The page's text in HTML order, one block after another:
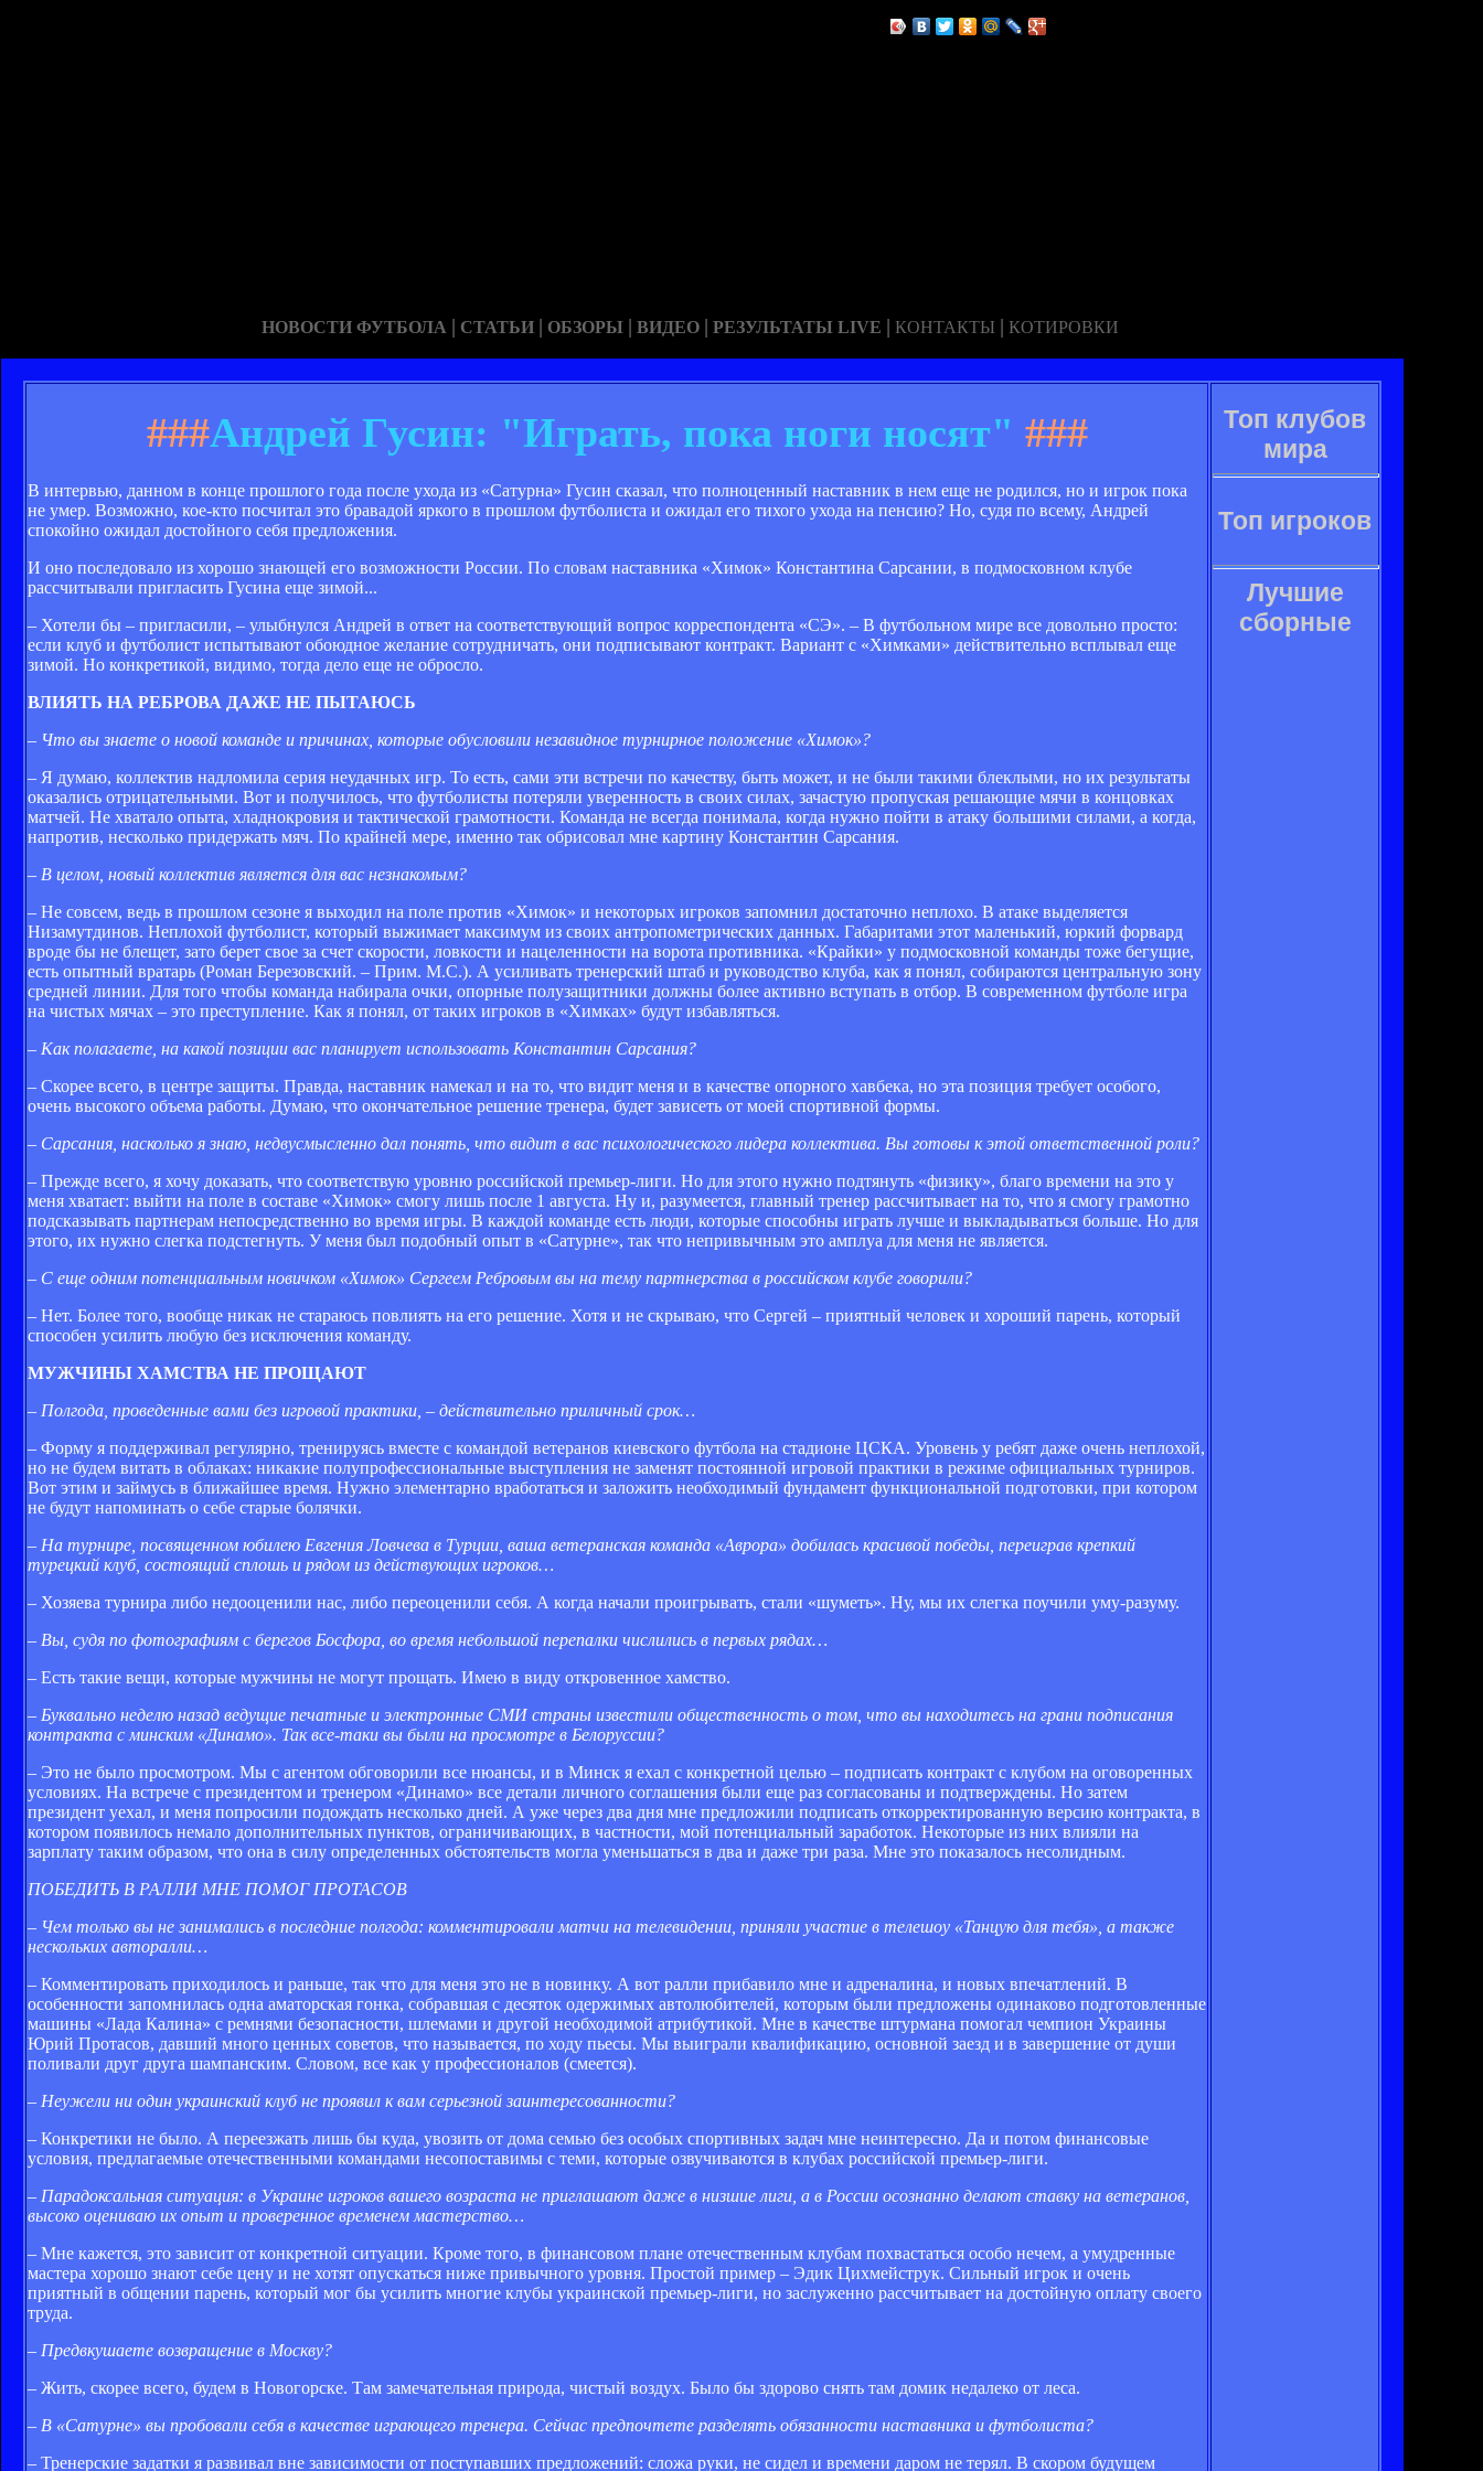
НОВОСТИ ФУТБОЛА | СТАТЬИ | ОБЗОРЫ | ВИДЕО | РЕЗУЛЬТАТЫ LIVE | КОНТАКТЫ | КОТИРОВКИ
###Андрей Гусин: "Играть, пока ноги носят" ###
В интервью, данном в конце прошлого года после ухода из «Сатурна» Гусин сказал, что полноценный наставник в нем еще не родился, но и игрок пока
не умер. Возможно, кое-кто посчитал это бравадой яркого в прошлом футболиста и ожидал его тихого ухода на пенсию? Но, судя по всему, Андрей
спокойно ожидал достойного себя предложения.
И оно последовало из хорошо знающей его возможности России. По словам наставника «Химок» Константина Сарсании, в подмосковном клубе
рассчитывали пригласить Гусина еще зимой...
– Хотели бы – пригласили, – улыбнулся Андрей в ответ на соответствующий вопрос корреспондента «СЭ». – В футбольном мире все довольно просто:
если клуб и футболист испытывают обоюдное желание сотрудничать, они подписывают контракт. Вариант с «Химками» действительно всплывал еще
зимой. Но конкретикой, видимо, тогда дело еще не обросло.
ВЛИЯТЬ НА РЕБРОВА ДАЖЕ НЕ ПЫТАЮСЬ
– Что вы знаете о новой команде и причинах, которые обусловили незавидное турнирное положение «Химок»?
– Я думаю, коллектив надломила серия неудачных игр. То есть, сами эти встречи по качеству, быть может, и не были такими блеклыми, но их результаты
оказались отрицательными. Вот и получилось, что футболисты потеряли уверенность в своих силах, зачастую пропуская решающие мячи в концовках
матчей. Не хватало опыта, хладнокровия и тактической грамотности. Команда не всегда понимала, когда нужно пойти в атаку большими силами, а когда,
напротив, несколько придержать мяч. По крайней мере, именно так обрисовал мне картину Константин Сарсания.
– В целом, новый коллектив является для вас незнакомым?
– Не совсем, ведь в прошлом сезоне я выходил на поле против «Химок» и некоторых игроков запомнил достаточно неплохо. В атаке выделяется
Низамутдинов. Неплохой футболист, который выжимает максимум из своих антропометрических данных. Габаритами этот маленький, юркий форвард
вроде бы не блещет, зато берет свое за счет скорости, ловкости и нацеленности на ворота противника. «Крайки» у подмосковной команды тоже бегущие,
есть опытный вратарь (Роман Березовский. – Прим. М.С.). А усиливать тренерский штаб и руководство клуба, как я понял, собираются центральную зону
средней линии. Для того чтобы команда набирала очки, опорные полузащитники должны более активно вступать в отбор. В современном футболе игра
на чистых мячах – это преступление. Как я понял, от таких игроков в «Химках» будут избавляться.
– Как полагаете, на какой позиции вас планирует использовать Константин Сарсания?
– Скорее всего, в центре защиты. Правда, наставник намекал и на то, что видит меня и в качестве опорного хавбека, но эта позиция требует особого,
очень высокого объема работы. Думаю, что окончательное решение тренера, будет зависеть от моей спортивной формы.
– Сарсания, насколько я знаю, недвусмысленно дал понять, что видит в вас психологического лидера коллектива. Вы готовы к этой ответственной роли?
– Прежде всего, я хочу доказать, что соответствую уровню российской премьер-лиги. Но для этого нужно подтянуть «физику», благо времени на это у
меня хватает: выйти на поле в составе «Химок» смогу лишь после 1 августа. Ну и, разумеется, главный тренер рассчитывает на то, что я смогу грамотно
подсказывать партнерам непосредственно во время игры. В каждой команде есть люди, которые способны играть лучше и выкладываться больше. Но для
этого, их нужно слегка подстегнуть. У меня был подобный опыт в «Сатурне», так что непривычным это амплуа для меня не является.
– С еще одним потенциальным новичком «Химок» Сергеем Ребровым вы на тему партнерства в российском клубе говорили?
– Нет. Более того, вообще никак не стараюсь повлиять на его решение. Хотя и не скрываю, что Сергей – приятный человек и хороший парень, который
способен усилить любую без исключения команду.
МУЖЧИНЫ ХАМСТВА НЕ ПРОЩАЮТ
– Полгода, проведенные вами без игровой практики, – действительно приличный срок…
– Форму я поддерживал регулярно, тренируясь вместе с командой ветеранов киевского футбола на стадионе ЦСКА. Уровень у ребят даже очень неплохой,
но не будем витать в облаках: никакие полупрофессиональные выступления не заменят постоянной игровой практики в режиме официальных турниров.
Вот этим и займусь в ближайшее время. Нужно элементарно вработаться и заложить необходимый фундамент функциональной подготовки, при котором
не будут напоминать о себе старые болячки.
– На турнире, посвященном юбилею Евгения Ловчева в Турции, ваша ветеранская команда «Аврора» добилась красивой победы, переиграв крепкий
турецкий клуб, состоящий сплошь и рядом из действующих игроков…
– Хозяева турнира либо недооценили нас, либо переоценили себя. А когда начали проигрывать, стали «шуметь». Ну, мы их слегка поучили уму-разуму.
– Вы, судя по фотографиям с берегов Босфора, во время небольшой перепалки числились в первых рядах…
– Есть такие вещи, которые мужчины не могут прощать. Имею в виду откровенное хамство.
– Буквально неделю назад ведущие печатные и электронные СМИ страны известили общественность о том, что вы находитесь на грани подписания
контракта с минским «Динамо». Так все-таки вы были на просмотре в Белоруссии?
– Это не было просмотром. Мы с агентом обговорили все нюансы, и в Минск я ехал с конкретной целью – подписать контракт с клубом на оговоренных
условиях. На встрече с президентом и тренером «Динамо» все детали личного соглашения были еще раз согласованы и подтверждены. Но затем
президент уехал, и меня попросили подождать несколько дней. А уже через два дня мне предложили подписать откорректированную версию контракта, в
котором появилось немало дополнительных пунктов, ограничивающих, в частности, мой потенциальный заработок. Некоторые из них влияли на
зарплату таким образом, что она в силу определенных обстоятельств могла уменьшаться в два и даже три раза. Мне это показалось несолидным.
ПОБЕДИТЬ В РАЛЛИ МНЕ ПОМОГ ПРОТАСОВ
– Чем только вы не занимались в последние полгода: комментировали матчи на телевидении, приняли участие в телешоу «Танцую для тебя», а также
нескольких авторалли…
– Комментировать приходилось и раньше, так что для меня это не в новинку. А вот ралли прибавило мне и адреналина, и новых впечатлений. В
особенности запомнилась одна аматорская гонка, собравшая с десяток одержимых автолюбителей, которым были предложены одинаково подготовленные
машины «Лада Калина» с ремнями безопасности, шлемами и другой необходимой атрибутикой. Мне в качестве штурмана помогал чемпион Украины
Юрий Протасов, давший много ценных советов, что называется, по ходу пьесы. Мы выиграли квалификацию, основной заезд и в завершение от души
поливали друг друга шампанским. Словом, все как у профессионалов (смеется).
– Неужели ни один украинский клуб не проявил к вам серьезной заинтересованности?
– Конкретики не было. А переезжать лишь бы куда, увозить от дома семью без особых спортивных задач мне неинтересно. Да и потом финансовые
условия, предлагаемые отечественными командами несопоставимы с теми, которые озвучиваются в клубах российской премьер-лиги.
– Парадоксальная ситуация: в Украине игроков вашего возраста не приглашают даже в низшие лиги, а в России осознанно делают ставку на ветеранов,
высоко оцениваю их опыт и проверенное временем мастерство…
– Мне кажется, это зависит от конкретной ситуации. Кроме того, в финансовом плане отечественным клубам похвастаться особо нечем, а умудренные
мастера хорошо знают себе цену и не хотят опускаться ниже привычного уровня. Простой пример – Эдик Цихмейструк. Сильный игрок и очень
приятный в общении парень, который мог бы усилить многие клубы украинской премьер-лиги, но заслуженно рассчитывает на достойную оплату своего
труда.
– Предвкушаете возвращение в Москву?
– Жить, скорее всего, будем в Новогорске. Там замечательная природа, чистый воздух. Было бы здорово снять там домик недалеко от леса.
– В «Сатурне» вы пробовали себя в качестве играющего тренера. Сейчас предпочтете разделять обязанности наставника и футболиста?
– Тренерские задатки я развивал вне зависимости от поступавших предложений: сложа руки, не сидел и времени даром не терял. В скором будущем
Топ клубов
мира
Топ игроков
Лучшие
сборные